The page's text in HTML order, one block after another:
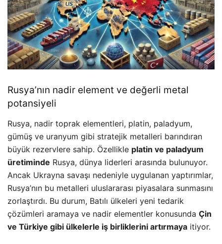
Rusya’nın nadir element ve değerli metal
potansiyeli
Rusya, nadir toprak elementleri, platin, paladyum,
gümüş ve uranyum gibi stratejik metalleri barındıran
büyük rezervlere sahip. Özellikle platin ve paladyum
üretiminde Rusya, dünya liderleri arasında bulunuyor.
Ancak Ukrayna savaşı nedeniyle uygulanan yaptırımlar,
Rusya’nın bu metalleri uluslararası piyasalara sunmasını
zorlaştırdı. Bu durum, Batılı ülkeleri yeni tedarik
çözümleri aramaya ve nadir elementler konusunda Çin
ve Türkiye gibi ülkelerle iş birliklerini artırmaya itiyor.